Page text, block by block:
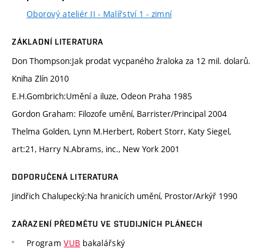
Oborový ateliér II - Malířství 1 - zimní
ZÁKLADNÍ LITERATURA
Don Thompson:Jak prodat vycpaného žraloka za 12 mil. dolarů.
Kniha Zlín 2010
E.H.Gombrich:Umění a iluze, Odeon Praha 1985
Gordon Graham: Filozofe umění, Barrister/Principal 2004
Thelma Golden, Lynn M.Herbert, Robert Storr, Katy Siegel,
art:21, Harry N.Abrams, inc., New York 2001
DOPORUČENÁ LITERATURA
Jindřich Chalupecký:Na hranicích umění, Prostor/Arkýř 1990
ZAŘAZENÍ PŘEDMĚTU VE STUDIJNÍCH PLÁNECH
ProgramVUB bakalářský